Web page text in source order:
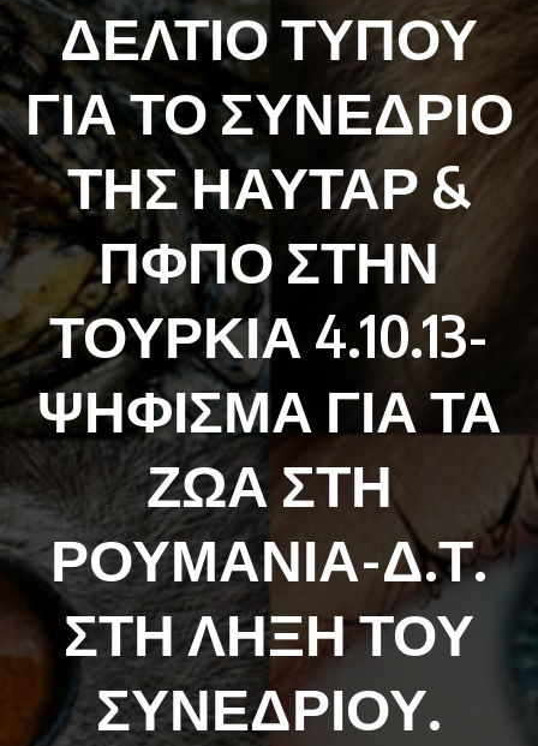
ΔΕΛΤΙΟ ΤΥΠΟΥ
ΓΙΑ ΤΟ ΣΥΝΕ ΔΡΙΟ
ΤΗΣ ΗΑΥΤΑΡ &
ΠΦΠΟ ΣΤΗΝ
ΤΟΥ ΡΚΙΑ 4.10.13-
ΨΗΦΙΣΜΑ ΓΙΑ ΤΑ
ΖΩΑ ΣΤΗ
ΡΟΥΜΑΝΙΑ-Δ.Τ.
ΣΤΗ ΛΗΞΗ ΤΟΥ
ΣΥΝΕΔΡΙΟΥ.